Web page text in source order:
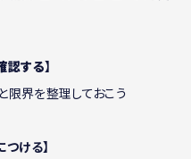
認する】
限界を整理しておこう
ける】